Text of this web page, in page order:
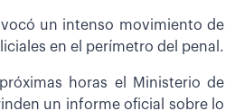
un intenso movimiento de
en el perímetro del penal.
horas el Ministerio de
un informe oficial sobre lo